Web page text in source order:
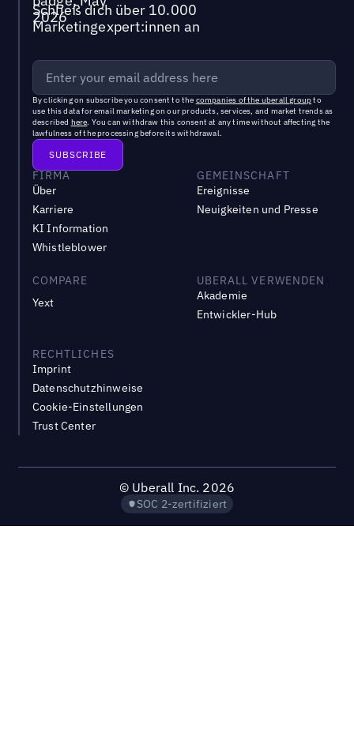
Schließ dich über 10.000
Marketingexpert:innen an
By clicking on subscribe you consent to the companies of the uberall groupto
use this data for email marketing on our products, services, and market trends as
described here. You can withdraw this consent at any time without affecting the
lawfulness of the processing before its withdrawal.
FIRMA
Über
Karriere
KI Information
Whistleblower
GEMEINSCHAFT
Ereignisse
Neuigkeiten und Presse
COMPARE
Yext
UBERALL VERWENDEN
Akademie
Entwickler-Hub
RECHTLICHES
Imprint
Datenschutzhinweise
Cookie-Einstellungen
Trust Center
© Uberall Inc. 2026
SOC 2-zertifiziert